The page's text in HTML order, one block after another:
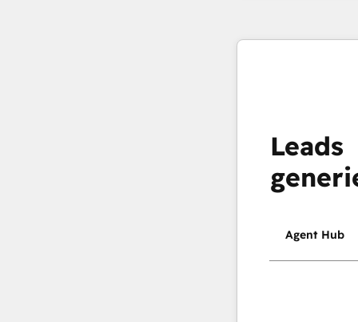
Leads
Agent Hub